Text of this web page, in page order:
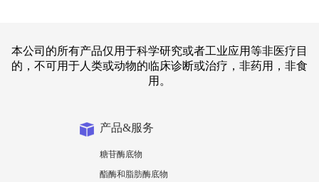
本公司的所有产品仅用于科学研究或者工业应用等非医疗目
的，不可用于人类或动物的临床诊断或治疗，非药用，非食
用。
产品&服务
糖苷酶底物
酯酶和脂肪酶底物